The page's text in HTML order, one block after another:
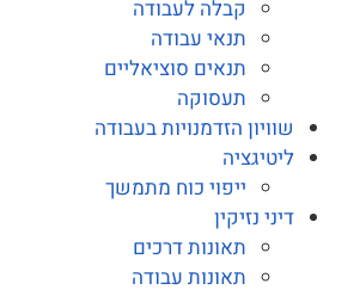
קבלה לעבודה
תנאי עבודה
תנאים סוציאליים
תעסוקה
שוויון הזדמנויות בעבודה
ליטיגציה
ייפוי כוח מתמשך
דיני נזיקין
תאונות דרכים
תאונות עבודה